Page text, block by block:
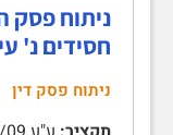
חסידים נ'
ניתוח פסק דין